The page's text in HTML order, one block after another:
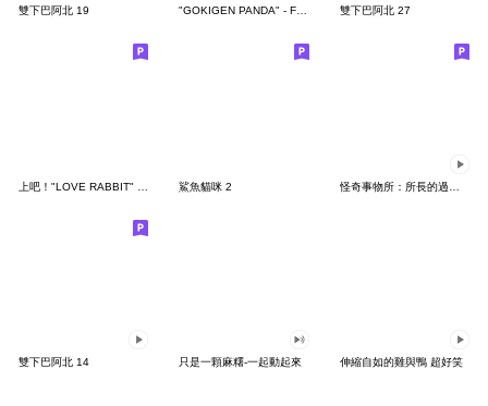
雙下巴阿北 19 "GOKIGEN PANDA" - Feeling / global 雙下巴阿北 27
鯊魚貓咪 2
雙下巴阿北 14 只是一顆麻糬-一起動起來 伸縮自如的雞與鴨 超好笑